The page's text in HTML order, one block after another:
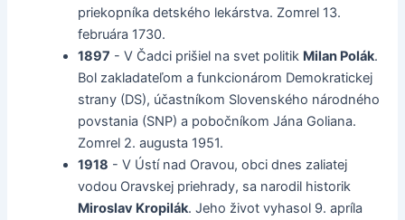
priekopníka detského lekárstva. Zomrel 13.
februára 1730.
1897 - V Čadci prišiel na svet politik Milan Polák.
Bol zakladateľom a funkcionárom Demokratickej
strany (DS), účastníkom Slovenského národného
povstania (SNP) a pobočníkom Jána Goliana.
Zomrel 2. augusta 1951.
1918 - V Ústí nad Oravou, obci dnes zaliatej
vodou Oravskej priehrady, sa narodil historik
Miroslav Kropilák. Jeho život vyhasol 9. apríla